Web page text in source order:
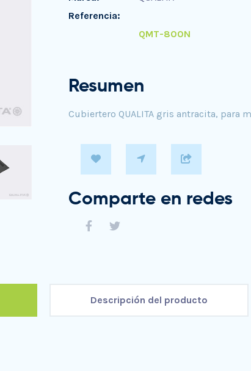
Referencia:
QMT-800N
Resumen
Cubiertero QUALITA gris antracita, para
Comparte en redes
Descripción del producto